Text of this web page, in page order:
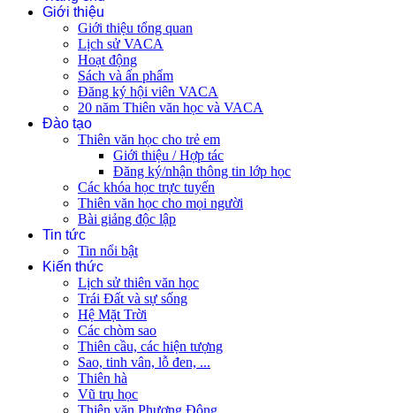
Trang chủ
Giới thiệu
Giới thiệu tổng quan
Lịch sử VACA
Hoạt động
Sách và ấn phẩm
Đăng ký hội viên VACA
20 năm Thiên văn học và VACA
Đào tạo
Thiên văn học cho trẻ em
Giới thiệu / Hợp tác
Đăng ký/nhận thông tin lớp học
Các khóa học trực tuyến
Thiên văn học cho mọi người
Bài giảng độc lập
Tin tức
Tin nổi bật
Kiến thức
Lịch sử thiên văn học
Trái Đất và sự sống
Hệ Mặt Trời
Các chòm sao
Thiên cầu, các hiện tượng
Sao, tinh vân, lỗ đen, ...
Thiên hà
Vũ trụ học